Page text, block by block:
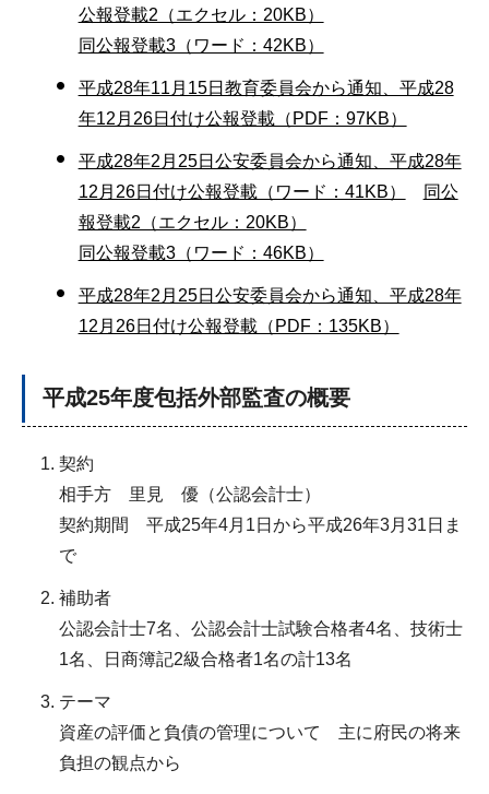
公報登載2（エクセル：20KB）
同公報登載3（ワード：42KB）
平成28年11月15日教育委員会から通知、平成28
年12月26日付け公報登載（PDF：97KB）
平成28年2月25日公安委員会から通知、平成28年
12月26日付け公報登載（ワード：41KB）
同公
報登載2（エクセル：20KB）
同公報登載3（ワード：46KB）
平成28年2月25日公安委員会から通知、平成28年
12月26日付け公報登載（PDF：135KB）
平成25年度包括外部監査の概要
契約
相手方 里見 優（公認会計士）
契約期間 平成25年4月1日から平成26年3月31日ま
で
補助者
公認会計士7名、公認会計士試験合格者4名、技術士
1名、日商簿記2級合格者1名の計13名
テーマ
資産の評価と負債の管理について 主に府民の将来
負担の観点から